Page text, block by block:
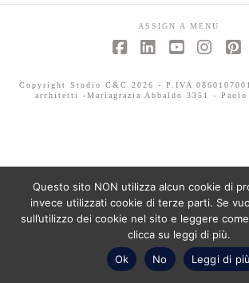
ASSIGN A MENU
Copyright Studio C&C 2026 - P.IVA
architetti -Mariagrazia Abbaldo 3351 -
Questo sito NON utilizza alcun cookie di
invece utilizzati cookie di terze parti. Se
sull’utilizzo dei cookie nel sito e leggere
clicca su leggi di più.
Ok
No Leggi di più